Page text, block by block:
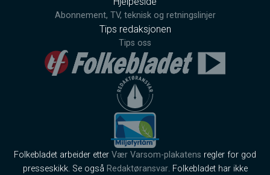
Abonnement, TV, teknisk og retningslinjer
Tips redaksjonen
Tips oss
Folkebladet arbeider etter Vær Varsom-plakatens regler for god
presseskikk. Se også Redaktøransvar. Folkebladet har ikke